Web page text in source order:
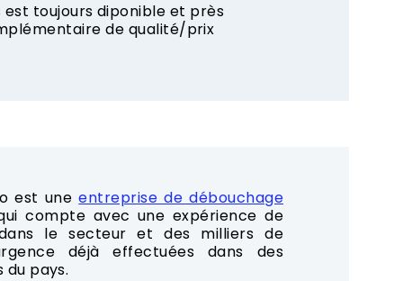
toujours diponible et près
de qualité/prix
est uneentreprise de débouchage
compte avec une expérience de
le secteur et des milliers de
déjà effectuées dans des
pays.